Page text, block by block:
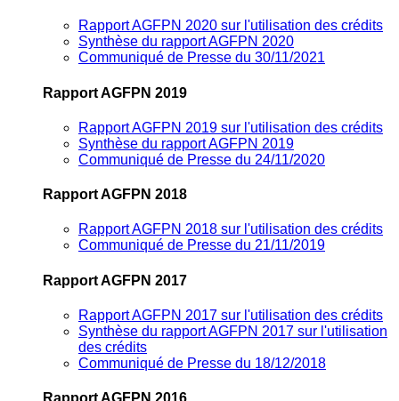
Rapport AGFPN 2020 sur l'utilisation des crédits
Synthèse du rapport AGFPN 2020
Communiqué de Presse du 30/11/2021
Rapport AGFPN 2019
Rapport AGFPN 2019 sur l'utilisation des crédits
Synthèse du rapport AGFPN 2019
Communiqué de Presse du 24/11/2020
Rapport AGFPN 2018
Rapport AGFPN 2018 sur l'utilisation des crédits
Communiqué de Presse du 21/11/2019
Rapport AGFPN 2017
Rapport AGFPN 2017 sur l'utilisation des crédits
Synthèse du rapport AGFPN 2017 sur l'utilisation
des crédits
Communiqué de Presse du 18/12/2018